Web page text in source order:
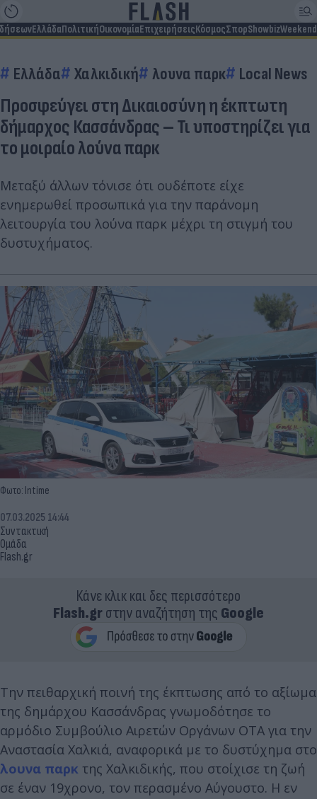
ΕλλάδαΠολιτικήΟικονομίαΕπιχειρήσειςΚόσμοςΣπορShowbizWeekend
Ελλάδα Χαλκιδική λουνα παρκ Local News
Προσφεύγει στη Δικαιοσύνη η έκπτωτη
δήμαρχος Κασσάνδρας – Τι υποστηρίζει για
το μοιραίο λούνα παρκ
Μεταξύ άλλων τόνισε ότι ουδέποτε είχε
ενημερωθεί προσωπικά για την παράνομη
λειτουργία του λούνα παρκ μέχρι τη στιγμή του
δυστυχήματος.
Φωτο: Intime
Συντακτική
Ομάδα
Flash.gr
07.03.2025 14:44
Κάνε κλικ και δες περισσότερο
Flash.grστην αναζήτηση της Google
Την πειθαρχική ποινή της έκπτωσης από το αξίωμα
της δημάρχου Κασσάνδρας γνωμοδότησε το
αρμόδιο Συμβούλιο Αιρετών Οργάνων ΟΤΑ για την
Αναστασία Χαλκιά, αναφορικά με το δυστύχημα στο
λουνα παρκ της Χαλκιδικής, που στοίχισε τη ζωή
σε έναν 19χρονο, τον περασμένο Αύγουστο. Η εν